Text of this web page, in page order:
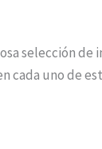
selección
cada uno de